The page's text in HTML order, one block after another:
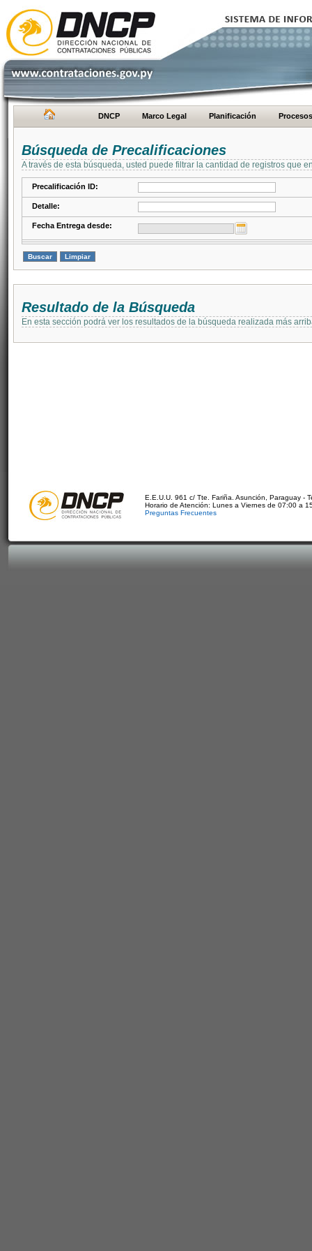
DNCP Marco Legal Planificación Procesos
Búsqueda de Precalificaciones
A través de esta búsqueda, usted puede filtrar la cantidad de registros que
Precalificación ID:
Detalle:
Fecha Entrega desde:
Resultado de la Búsqueda
En esta sección podrá ver los resultados de la búsqueda realizada más
E.E.U.U. 961 c/ Tte. Fariña. Asunción, Paraguay -
Horario de Atención: Lunes a Viernes de 07:00 a
Preguntas Frecuentes